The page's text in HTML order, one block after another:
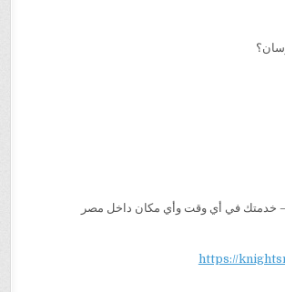
خدمتك في أي وقت وأي مكان داخل مصر
https://